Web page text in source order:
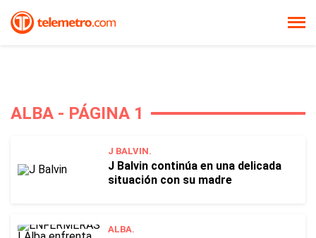
ALBA - PÁGINA 1
J BALVIN.
J Balvin continúa en una delicada
situación con su madre
ALBA.